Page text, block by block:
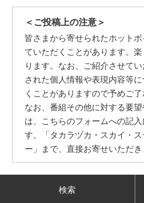
＜ご投稿上の注意＞
皆さまから寄せられたホット
ていただくことがあります。
ります。なお、ご紹介させて
された個人情報や表現内容等
くことがありますので予めご了
なお、番組その他に対する要
は、こちらのフォームへの記
す。「タカラヅカ・スカイ・
ー」まで、直接お寄せいただき
検索